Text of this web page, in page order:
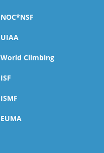
NOC*NSF
UIAA
World Climbing
ISF
ISMF
EUMA